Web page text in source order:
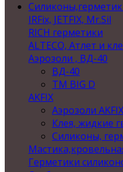
IRFix, JETFIX, Mr.Sil
RICH герметики
ALTECO, Атлет и
Аэрозоли , ВД-40
ВД-40
TM BIG D
AKFIX
Аэрозоли AKFIX
Клея, жидкие
Силиконы,
Герметики